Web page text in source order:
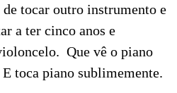
tocar outro instrumento e
a ter cinco anos e
Que vê o piano
toca piano sublimemente.